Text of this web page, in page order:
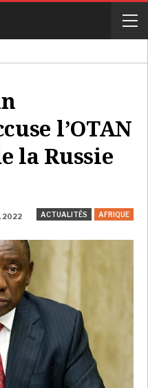
l’OTAN
la Russie
ACTUALITÉS AFRIQUE
2022